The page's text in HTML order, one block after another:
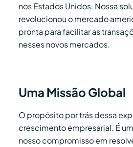
nos Estados Unidos. Nossa
revolucionou o mercado
pronta para facilitar as
nesses novos mercados.
Uma Missão Global
O propósito por trás dessa
crescimento empresarial. É
nosso compromisso em